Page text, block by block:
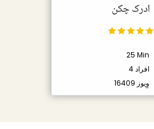
ادرک چکن
25 Min
4 افراد
16409 وِیوز